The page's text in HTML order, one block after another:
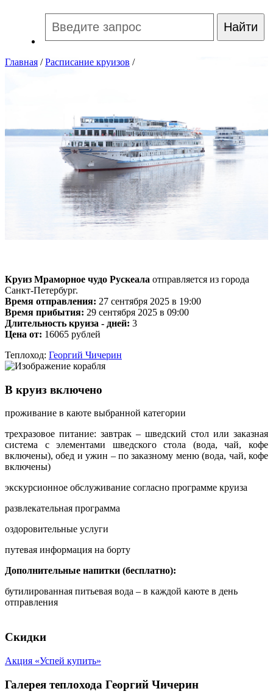
Главная /Расписание круизов /
Круиз Мраморное чудо Рускеала отправляется из города
Санкт-Петербург.
Время отправления: 27 сентября 2025 в 19:00
Время прибытия: 29 сентября 2025 в 09:00
Длительность круиза - дней: 3
Цена от: 16065 рублей
Теплоход: Георгий Чичерин
В круиз включено
проживание в каюте выбранной категории
трехразовое питание: завтрак – шведский стол или заказная
система с элементами шведского стола (вода, чай, кофе
включены), обед и ужин – по заказному меню (вода, чай, кофе
включены)
экскурсионное обслуживание согласно программе круиза
развлекательная программа
оздоровительные услуги
путевая информация на борту
Дополнительные напитки (бесплатно):
бутилированная питьевая вода – в каждой каюте в день
отправления
Скидки
Акция «Успей купить»
Галерея теплохода Георгий Чичерин